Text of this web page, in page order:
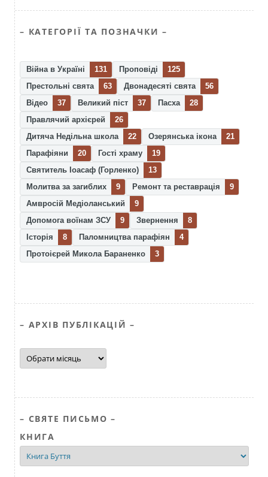
– КАТЕГОРІЇ ТА ПОЗНАЧКИ –
Війна в Україні 131 Проповіді
125
Престольні свята
63 Двонадесяті свята
56
Відео
37 Великий піст 37 Пасха
28
Правлячий архієрей
26
Дитяча Недільна школа
22 Озерянська ікона
21
Парафіяни
20 Гості храму
19
Святитель Іоасаф (Горленко)
13
Молитва за загиблих
9 Ремонт та реставрація
9
Амвросій Медіоланський
9
Допомога воїнам ЗСУ
9 Звернення
8
Історія
8 Паломництва парафіян
4
Протоієрей Микола Бараненко
3
– АРХІВ ПУБЛІКАЦІЙ –
–
АРХІВ
ПУБЛІКАЦІЙ
– СВЯТЕ ПИСЬМО –
КНИГА